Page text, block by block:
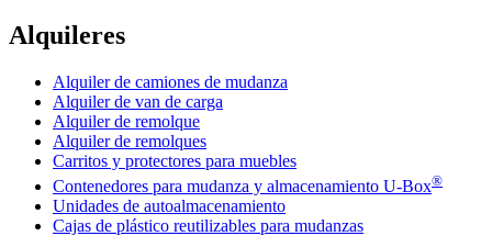
Alquileres
Alquiler de camiones de mudanza
Alquiler de van de carga
Alquiler de remolque
Alquiler de remolques
Carritos y protectores para muebles
Contenedores para mudanza y almacenamiento U-Box®
Unidades de autoalmacenamiento
Cajas de plástico reutilizables para mudanzas